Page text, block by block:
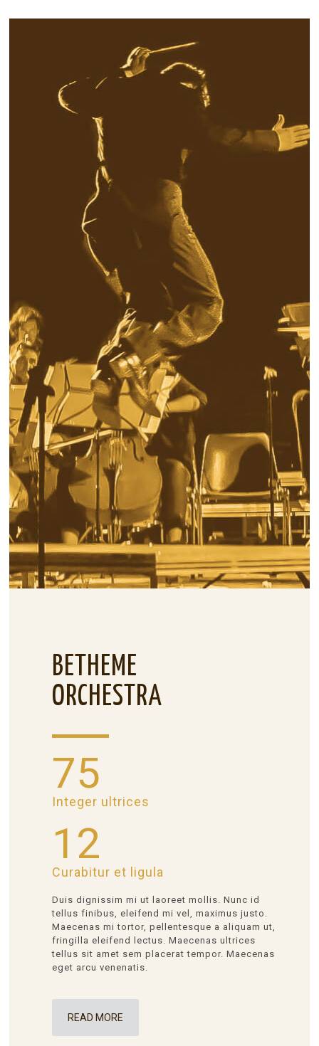
BETHEME
ORCHESTRA
75
Integer ultrices
12
Curabitur et ligula
Duis dignissim mi ut laoreet mollis. Nunc id
tellus finibus, eleifend mi vel, maximus justo.
Maecenas mi tortor, pellentesque a aliquam ut,
fringilla eleifend lectus. Maecenas ultrices
tellus sit amet sem placerat tempor. Maecenas
eget arcu venenatis.
READ MORE